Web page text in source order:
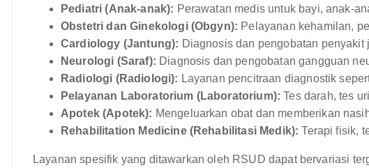
Pediatri (Anak-anak): Perawatan medis untuk bayi, anak-
Obstetri dan Ginekologi (Obgyn): Pelayanan kehamilan,
Cardiology (Jantung): Diagnosis dan pengobatan penyakit
Neurologi (Saraf): Diagnosis dan pengobatan gangguan
Radiologi (Radiologi): Layanan pencitraan diagnostik
Pelayanan Laboratorium (Laboratorium): Tes darah, tes
Apotek (Apotek): Mengeluarkan obat dan memberikan
Rehabilitation Medicine (Rehabilitasi Medik): Terapi fisik,
Layanan spesifik yang ditawarkan oleh RSUD dapat bervariasi